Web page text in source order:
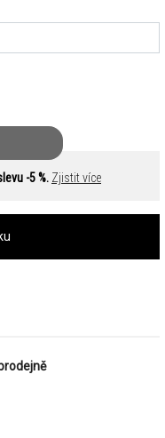
-5 %. Zjistit více